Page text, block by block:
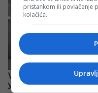
pristankom ili povlačenje
kolačića.